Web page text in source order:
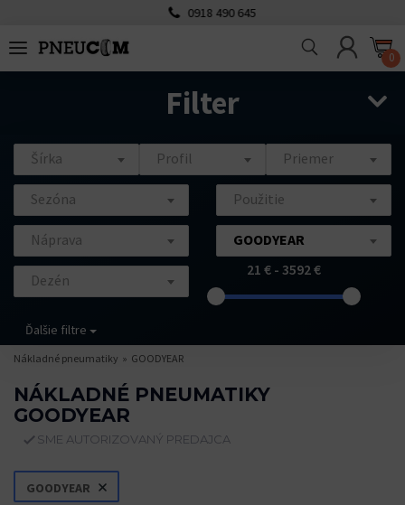
0918 490 645
0
Filter
Šírka Profil Priemer
Sezóna Použitie
Náprava GOODYEAR
Dezén
21 € - 3592 €
Ďalšie filtre
Nákladné pneumatiky GOODYEAR
NÁKLADNÉ PNEUMATIKY
GOODYEAR
SME AUTORIZOVANÝ PREDAJCA
GOODYEAR